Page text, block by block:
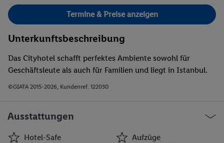
Bild 1 von 22.
Termine & Preise anzeigen
Unterkunftsbeschreibung
Das Cityhotel schafft perfektes Ambiente sowohl für
Geschäftsleute als auch für Familien und liegt in Istanbul.
©GIATA 2015-2026, Kundenref. 122030
Ausstattungen
Hotel-Safe
Aufzüge